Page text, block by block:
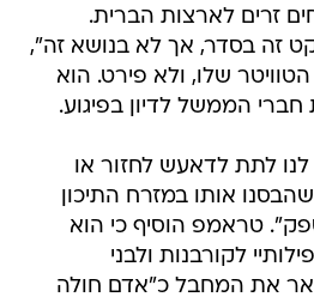
זרים לארצות הברית.
זה בסדר, אך לא בנושא זה",
שלו, ולא פירט. הוא
חברי הממשל לדיון בפיגוע.
לתת לדאעש לחזור או
אותו במזרח התיכון
טראמפ הוסיף כי הוא
לקורבנות ולבני
את המחבל כ"אדם חולה